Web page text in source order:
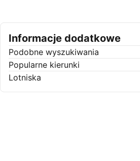
Informacje dodatkowe
Podobne wyszukiwania
Popularne kierunki
Lotniska